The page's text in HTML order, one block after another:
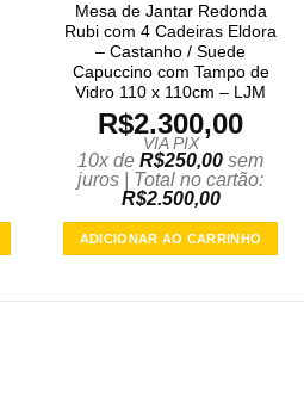
Mesa de Jantar Redonda
Rubi com 4 Cadeiras Eldora
– Castanho / Suede
Capuccino com Tampo de
Vidro 110 x 110cm – LJM
R$2.300,00
VIA PIX
10x de R$250,00 sem
juros | Total no cartão:
R$2.500,00
ADICIONAR AO CARRINHO